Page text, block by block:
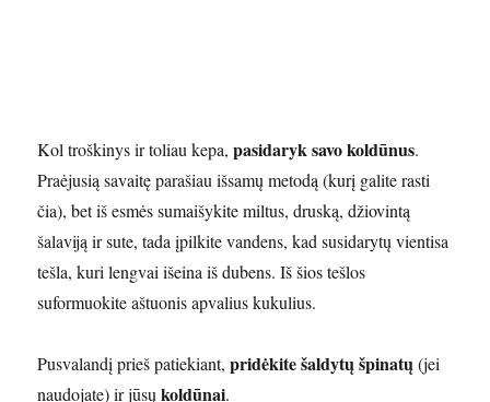
Kol troškinys ir toliau kepa,pasidaryk savo koldūnus.
Praėjusią savaitę parašiau išsamų metodą (kurį galite rasti
čia), bet iš esmės sumaišykite miltus, druską, džiovintą
šalaviją ir sute, tada įpilkite vandens, kad susidarytų vientisa
tešla, kuri lengvai išeina iš dubens. Iš šios tešlos
suformuokite aštuonis apvalius kukulius.
Pusvalandį prieš patiekiant,pridėkite šaldytų špinatų(jei
naudojate) ir jūsųkoldūnai.